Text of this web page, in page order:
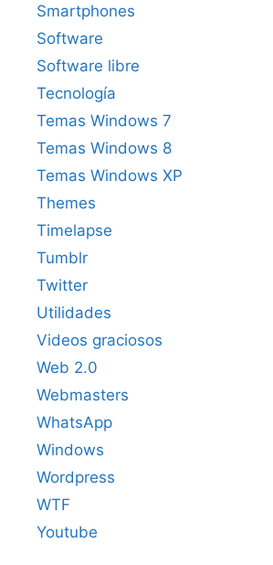
Smartphones
Software
Software libre
Tecnología
Temas Windows 7
Temas Windows 8
Temas Windows XP
Themes
Timelapse
Tumblr
Twitter
Utilidades
Videos graciosos
Web 2.0
Webmasters
WhatsApp
Windows
Wordpress
WTF
Youtube